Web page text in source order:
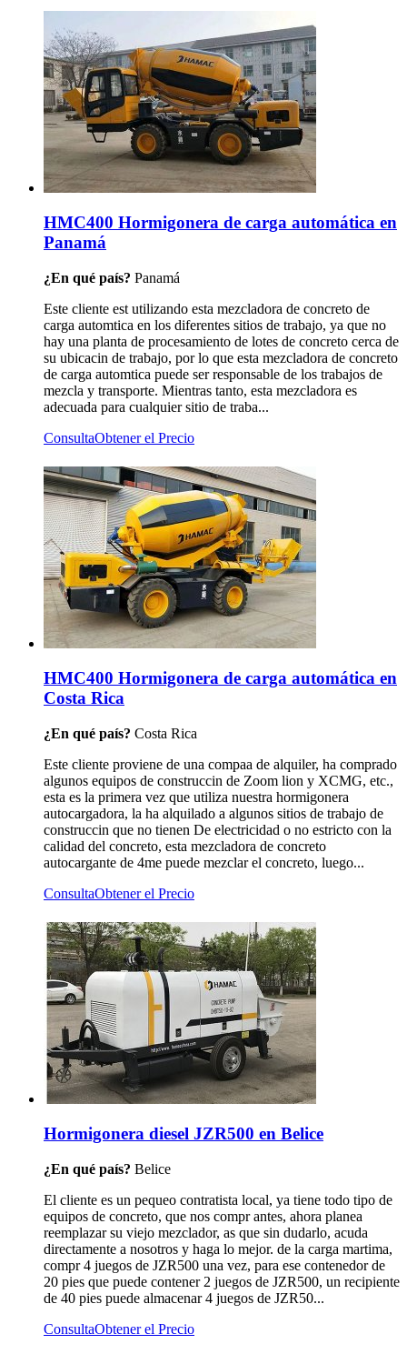
HMC400 Hormigonera de carga automática en
Panamá
¿En qué país? Panamá
Este cliente est utilizando esta mezcladora de concreto de
carga automtica en los diferentes sitios de trabajo, ya que no
hay una planta de procesamiento de lotes de concreto cerca de
su ubicacin de trabajo, por lo que esta mezcladora de concreto
de carga automtica puede ser responsable de los trabajos de
mezcla y transporte. Mientras tanto, esta mezcladora es
adecuada para cualquier sitio de traba...
ConsultaObtener el Precio
HMC400 Hormigonera de carga automática en
Costa Rica
¿En qué país? Costa Rica
Este cliente proviene de una compaa de alquiler, ha comprado
algunos equipos de construccin de Zoom lion y XCMG, etc.,
esta es la primera vez que utiliza nuestra hormigonera
autocargadora, la ha alquilado a algunos sitios de trabajo de
construccin que no tienen De electricidad o no estricto con la
calidad del concreto, esta mezcladora de concreto
autocargante de 4me puede mezclar el concreto, luego...
ConsultaObtener el Precio
Hormigonera diesel JZR500 en Belice
¿En qué país? Belice
El cliente es un pequeo contratista local, ya tiene todo tipo de
equipos de concreto, que nos compr antes, ahora planea
reemplazar su viejo mezclador, as que sin dudarlo, acuda
directamente a nosotros y haga lo mejor. de la carga martima,
compr 4 juegos de JZR500 una vez, para ese contenedor de
20 pies que puede contener 2 juegos de JZR500, un recipiente
de 40 pies puede almacenar 4 juegos de JZR50...
ConsultaObtener el Precio